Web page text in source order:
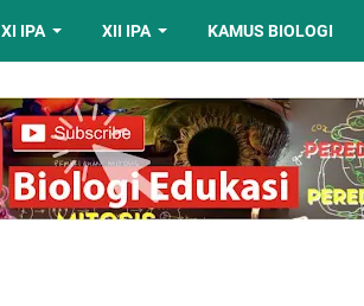
XI IPA XII IPA KAMUS BIOLOGI